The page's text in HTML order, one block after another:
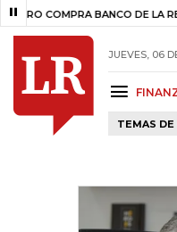
BANCO DE LA
JUEVES, 06
TEMAS DE